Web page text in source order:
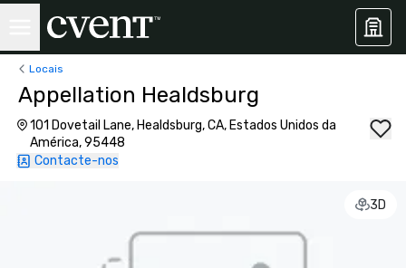
Locais
Appellation Healdsburg
101 Dovetail Lane, Healdsburg, CA, Estados Unidos da
América, 95448
Contacte-nos
3D